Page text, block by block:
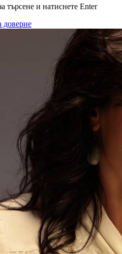
търсене и натиснете Enter
доверие